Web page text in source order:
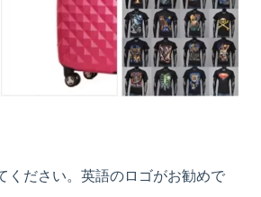
ください。英語のロゴがお勧めで